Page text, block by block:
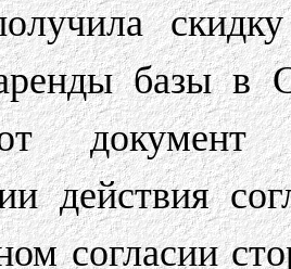
базы в
документ
действия
согласии